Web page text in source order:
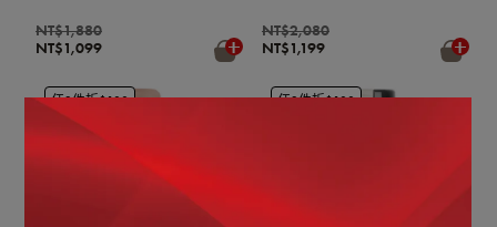
(玫瑰粉)
NT$1,099
NT$1,880
(奶油白)
NT$1,199
NT$2,080
任2件折$100 任2件折$100